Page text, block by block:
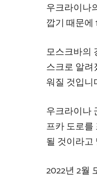
우크라이나
깝기 때문에
모스크바의
스크로 알
워질 것입니
우크라이나
프카 도로
될 것이라고
2022년 2월